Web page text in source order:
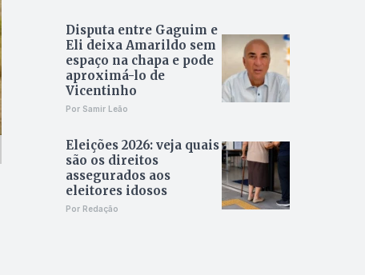
Disputa entre Gaguim e
Eli deixa Amarildo sem
espaço na chapa e pode
aproximá-lo de
Vicentinho
Por Samir Leão
Eleições 2026: veja quais
são os direitos
assegurados aos
eleitores idosos
Por Redação